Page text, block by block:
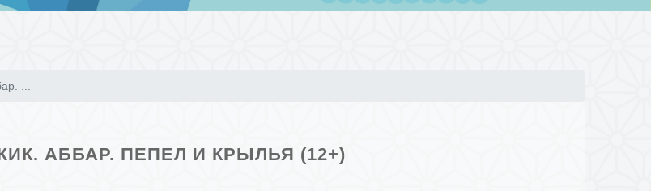
...
АББАР. ПЕПЕЛ И КРЫЛЬЯ (12+)